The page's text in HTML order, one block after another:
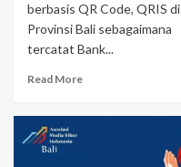
berbasis QR Code, QRIS di
Provinsi Bali sebagaimana
tercatat Bank...
Read More